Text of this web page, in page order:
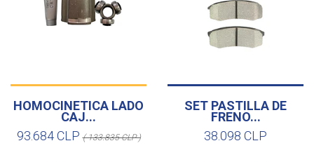
HOMOCINETICA LADO
CAJ...
93.684 CLP( 133.835 CLP )
SET PASTILLA DE
FRENO...
38.098 CLP